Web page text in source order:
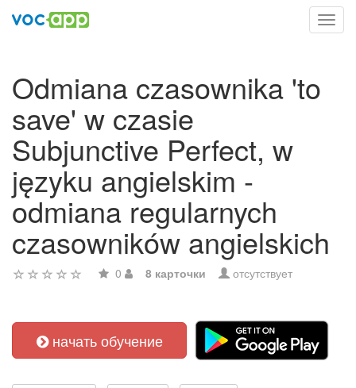
Odmiana czasownika 'to
save' w czasie
Subjunctive Perfect, w
języku angielskim -
odmiana regularnych
czasowników angielskich
0 8 карточки отсутствует
начать обучение